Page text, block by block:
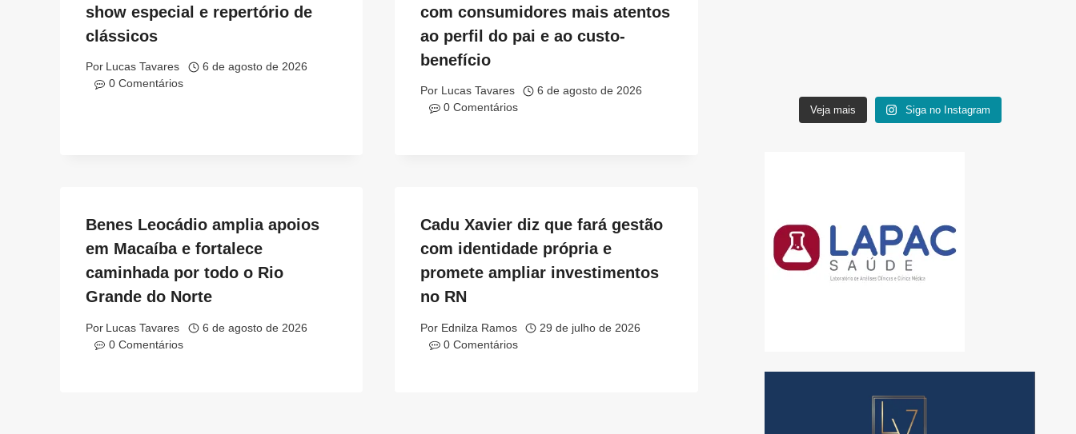
show especial e repertório de
clássicos
Por Lucas Tavares
6 de agosto de 2026
0 Comentários
com consumidores mais atentos
ao perfil do pai e ao custo-
benefício
Por Lucas Tavares
6 de agosto de 2026
0 Comentários
Benes Leocádio amplia apoios
em Macaíba e fortalece
caminhada por todo o Rio
Grande do Norte
Por Lucas Tavares
6 de agosto de 2026
0 Comentários
Cadu Xavier diz que fará gestão
com identidade própria e
promete ampliar investimentos
no RN
Por Ednilza Ramos
29 de julho de 2026
0 Comentários
Veja mais Siga no Instagram